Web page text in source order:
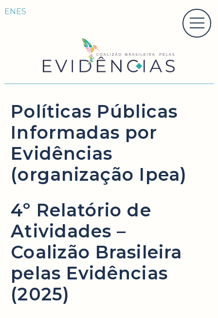
ENES
Políticas Públicas
Informadas por
Evidências
(organização Ipea)
4º Relatório de
Atividades –
Coalizão Brasileira
pelas Evidências
(2025)